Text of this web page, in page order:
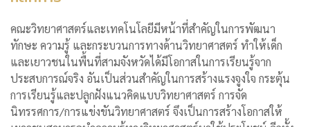
คณะวิทยาศาสตร์และเทคโนโลยีมีหน้าที่สำคัญในการพัฒนา
ทักษะ ความรู้ และกระบวนการทางด้านวิทยาศาสตร์ ทำให้เด็ก
และเยาวชนในพื้นที่สามจังหวัดได้มีโอกาสในการเรียนรู้จาก
ประสบการณ์จริง อันเป็นส่วนสำคัญในการสร้างแรงจูงใจ กระตุ้น
การเรียนรู้และปลูกฝังแนวคิดแบบวิทยาศาสตร์ การจัด
นิทรรศการ/การแข่งขันวิทยาศาสตร์ จึงเป็นการสร้างโอกาสให้